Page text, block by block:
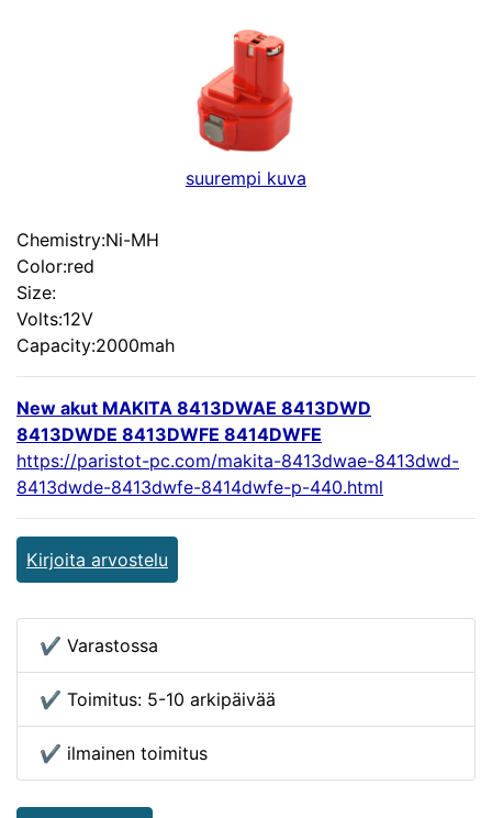
suurempi kuva
Chemistry:Ni-MH
Color:red
Size:
Volts:12V
Capacity:2000mah
New akut MAKITA 8413DWAE 8413DWD
8413DWDE 8413DWFE 8414DWFE
https://paristot-pc.com/makita-8413dwae-8413dwd-
8413dwde-8413dwfe-8414dwfe-p-440.html
Kirjoita arvostelu
✔ Varastossa
✔ Toimitus: 5-10 arkipäivää
✔ ilmainen toimitus